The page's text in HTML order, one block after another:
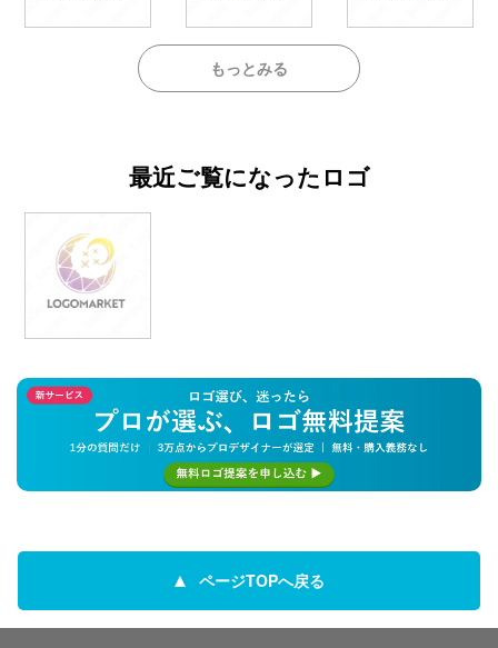
もっとみる
最近ご覧になったロゴ
ページTOPへ戻る